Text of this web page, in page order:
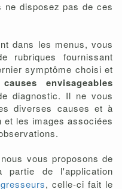
disposez pas de ces
dans les menus, vous
rubriques fournissant
symptôme choisi et
causes envisageables
diagnostic. Il ne vous
diverses causes et à
les images associées
vous proposons de
partie de l'application
, celle-ci fait le